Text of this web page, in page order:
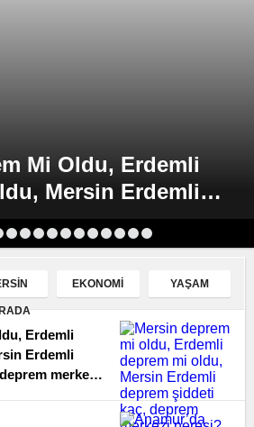
Mi Oldu, Erdemli
Mersin Erdemli
Kaç, Deprem
EKONOMI YAŞAM
Erdemli
Erdemli
merkezi